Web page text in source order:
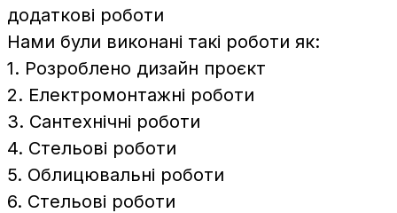
додаткові роботи
Нами були виконані такі роботи як:
1. Розроблено дизайн проєкт
2. Електромонтажні роботи
3. Сантехнічні роботи
4. Стельові роботи
5. Облицювальні роботи
6. Стельові роботи